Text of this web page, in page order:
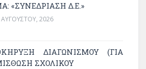
«ΣΥΝΕΔΡΊΑΣΗ Δ.Ε.»
ΑΥΓΟΎΣΤΟΥ, 2026
ΔΙΑΓΩΝΙΣΜΟΥ (ΓΙΑ
ΣΧΟΛΙΚΟΎ